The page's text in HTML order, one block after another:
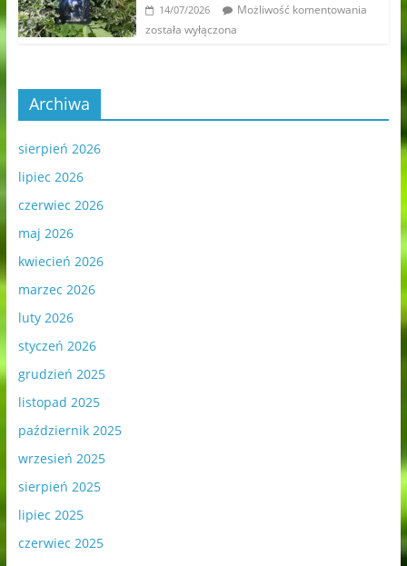
14/07/2026
Możliwość komentowania
została wyłączona
Archiwa
sierpień 2026
lipiec 2026
czerwiec 2026
maj 2026
kwiecień 2026
marzec 2026
luty 2026
styczeń 2026
grudzień 2025
listopad 2025
październik 2025
wrzesień 2025
sierpień 2025
lipiec 2025
czerwiec 2025